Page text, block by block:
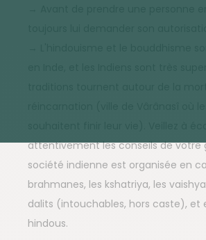
attentivement les conseils de votre
société indienne est organisée en
brahmanes, les kshatriya, les
dalits (intouchables, hors caste), et
hindous.